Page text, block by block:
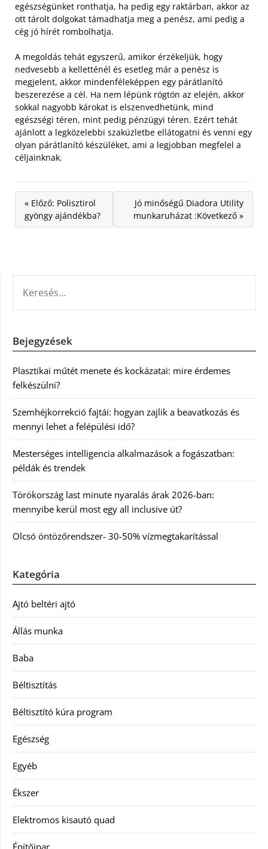
egészségünket ronthatja, ha pedig egy raktárban, akkor az
ott tárolt dolgokat támadhatja meg a penész, ami pedig a
cég jó hírét rombolhatja.
A megoldás tehát egyszerű, amikor érzékeljük, hogy
nedvesebb a kelletténél és esetleg már a penész is
megjelent, akkor mindenféleképpen egy párátlanító
beszerezése a cél. Ha nem lépünk rögtön az elején, akkor
sokkal nagyobb károkat is elszenvedhetünk, mind
egészségi téren, mint pedig pénzügyi téren. Ezért tehát
ajánlott a legközelebbi szaküzletbe ellátogatni és venni egy
olyan párátlanító készüléket, ami a legjobban megfelel a
céljainknak.
« Előző: Polisztirol
gyöngy ajándékba?
Jó minőségű Diadora Utility
munkaruházat :Következő »
Bejegyzések
Plasztikai műtét menete és kockázatai: mire érdemes
felkészülni?
Szemhéjkorrekció fajtái: hogyan zajlik a beavatkozás és
mennyi lehet a felépülési idő?
Mesterséges intelligencia alkalmazások a fogászatban:
példák és trendek
Törökország last minute nyaralás árak 2026-ban:
mennyibe kerül most egy all inclusive út?
Olcsó öntözőrendszer- 30-50% vízmegtakarítással
Kategória
Ajtó beltéri ajtó
Állás munka
Baba
Béltisztítás
Béltisztító kúra program
Egészség
Egyéb
Ékszer
Elektromos kisautó quad
Építőipar